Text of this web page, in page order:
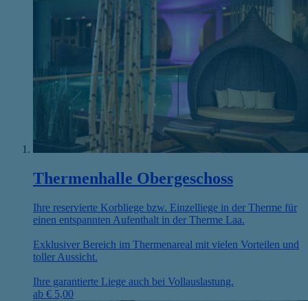
Thermenhalle Obergeschoss
Ihre reservierte Korbliege bzw. Einzelliege in der Therme für
einen entspannten Aufenthalt in der Therme Laa.
Exklusiver Bereich im Thermenareal mit vielen Vorteilen und
toller Aussicht.
Ihre garantierte Liege auch bei Vollauslastung.
ab € 5,00